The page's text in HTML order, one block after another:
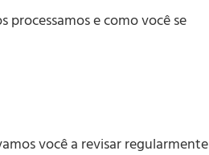
processamos e como você se
você a revisar regularmente